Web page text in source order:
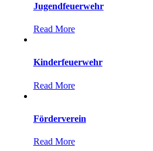
Jugendfeuerwehr
Read More
Kinderfeuerwehr
Read More
Förderverein
Read More